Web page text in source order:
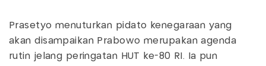
Prasetyo menuturkan pidato kenegaraan yang
akan disampaikan Prabowo merupakan agenda
rutin jelang peringatan HUT ke-80 RI. Ia pun